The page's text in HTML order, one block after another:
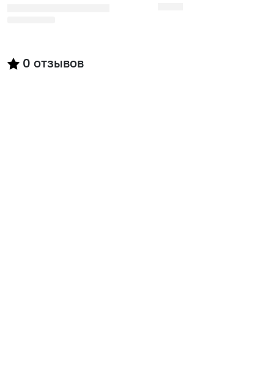
0 отзывов